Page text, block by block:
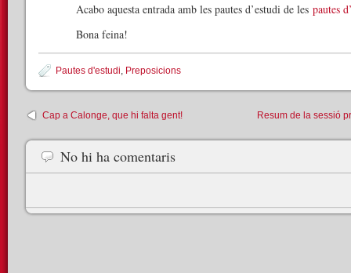
Acabo aquesta entrada amb les pautes d’estudi de les pautes
Bona feina!
Pautes d'estudi, Preposicions
Resum de la sessió
Cap a Calonge, que hi falta gent!
No hi ha comentaris